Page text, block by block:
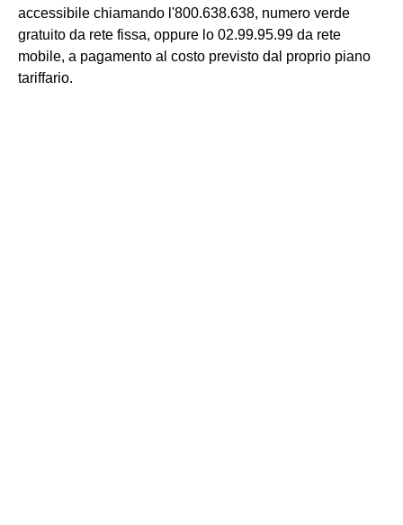
accessibile chiamando l'800.638.638, numero verde
gratuito da rete fissa, oppure lo 02.99.95.99 da rete
mobile, a pagamento al costo previsto dal proprio piano
tariffario.